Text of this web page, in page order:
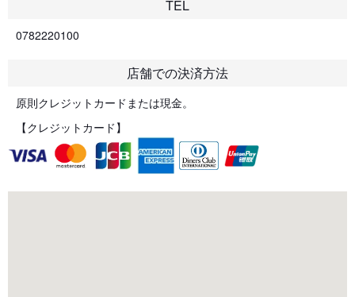
TEL
0782220100
店舗での決済方法
原則クレジットカードまたは現金。
【クレジットカード】